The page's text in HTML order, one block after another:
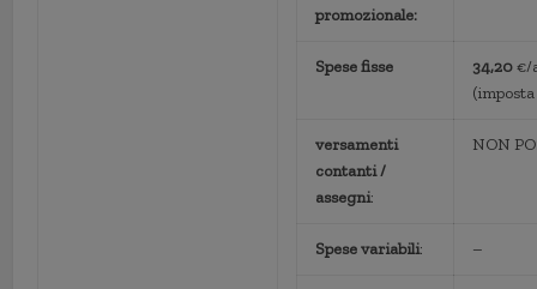
promozionale:
Spese fisse 34,20€/
versamenti
contanti /
assegni:
NON
Spese variabili: –